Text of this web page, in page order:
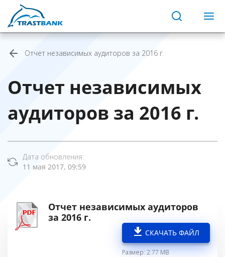
Отчет независимых аудиторов за 2016 г.
Отчет независимых
аудиторов за 2016 г.
Дата обновления:
11 мая 2017, 09:59
Отчет независимых аудиторов
за 2016 г.
СКАЧАТЬ ФАЙЛ
Размер: 2.77 MB